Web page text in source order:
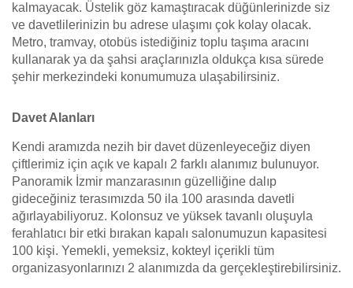
kalmayacak. Üstelik göz kamaştıracak düğünlerinizde siz
ve davetlilerinizin bu adrese ulaşımı çok kolay olacak.
Metro, tramvay, otobüs istediğiniz toplu taşıma aracını
kullanarak ya da şahsi araçlarınızla oldukça kısa sürede
şehir merkezindeki konumumuza ulaşabilirsiniz.
Davet Alanları
Kendi aramızda nezih bir davet düzenleyeceğiz diyen
çiftlerimiz için açık ve kapalı 2 farklı alanımız bulunuyor.
Panoramik İzmir manzarasının güzelliğine dalıp
gideceğiniz terasımızda 50 ila 100 arasında davetli
ağırlayabiliyoruz. Kolonsuz ve yüksek tavanlı oluşuyla
ferahlatıcı bir etki bırakan kapalı salonumuzun kapasitesi
100 kişi. Yemekli, yemeksiz, kokteyl içerikli tüm
organizasyonlarınızı 2 alanımızda da gerçekleştirebilirsiniz.